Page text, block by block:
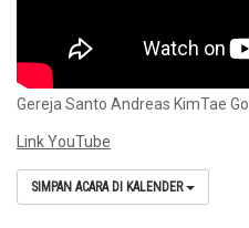
Gereja Santo Andreas KimTae
Link YouTube
SIMPAN ACARA DI KALENDER